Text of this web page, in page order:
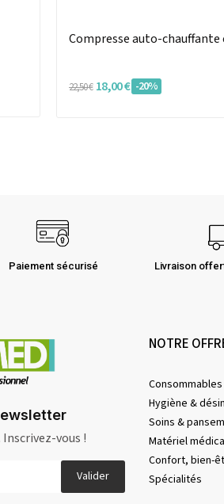
Compresse auto-chauffante
22,50 € 18,00 € -20%
Paiement sécurisé Livraison
vous !
Valider
NOTRE
Consommables
Hygiène &
Soins &
Matériel
Confort, bien-
Spécialités